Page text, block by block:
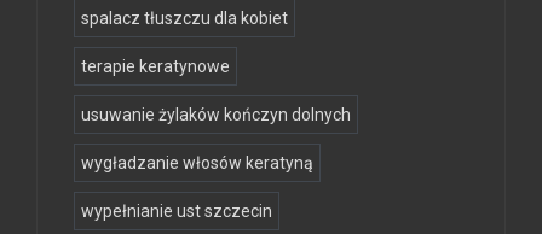
spalacz tłuszczu dla kobiet
terapie keratynowe
usuwanie żylaków kończyn dolnych
wygładzanie włosów keratyną
wypełnianie ust szczecin